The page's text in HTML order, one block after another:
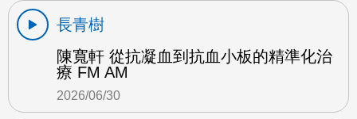
長青樹
陳寬軒 從抗凝血到抗血小板的精準化治
療 FM AM
2026/06/30